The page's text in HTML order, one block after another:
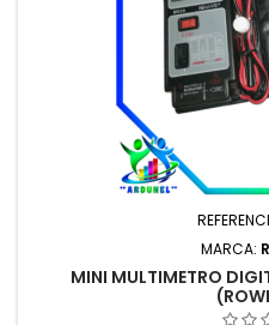
MARCA:
MINI MULTIMETRO